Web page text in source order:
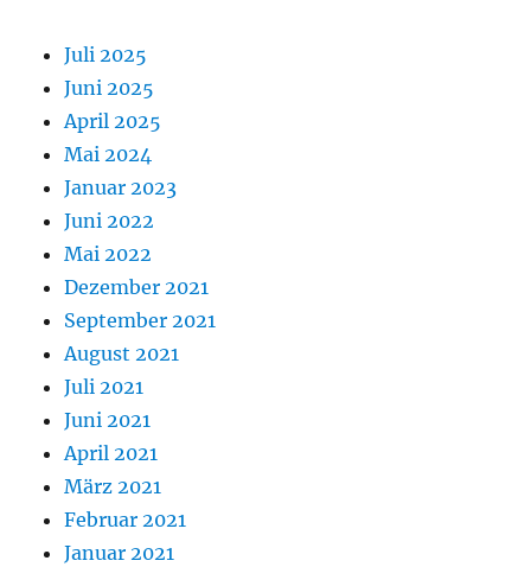
Juli 2025
Juni 2025
April 2025
Mai 2024
Januar 2023
Juni 2022
Mai 2022
Dezember 2021
September 2021
August 2021
Juli 2021
Juni 2021
April 2021
März 2021
Februar 2021
Januar 2021